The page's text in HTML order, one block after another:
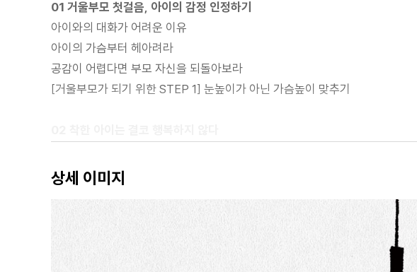
01 거울부모 첫걸음, 아이의 감정 인정하기
아이와의 대화가 어려운 이유
아이의 가슴부터 헤아려라
공감이 어렵다면 부모 자신을 되돌아보라
[거울부모가 되기 위한 STEP 1] 눈높이가 아닌 가슴높이 맞추기
착한 아이 콤플렉스에 시달리는 아이
공감과 신뢰가 아이를 변화시킨다
[거울부모가 되기 위한 STEP 2] 착한 아이에 대한 환상 버리기
상세 이미지